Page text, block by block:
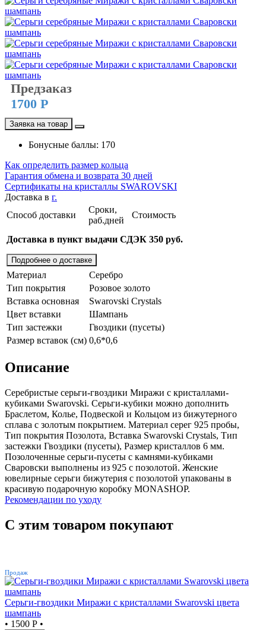
Предзаказ
1700 Р
Заявка на товар
Бонусные баллы: 170
Как определить размер кольца
Гарантия обмена и возврата 30 дней
Сертификаты на кристаллы SWAROVSKI
Доставка в г.
Способ доставки
Сроки,
раб.дней
Стоимость
Доставка в пункт выдачи СДЭК 350 руб.
Подробнее о доставке
Материал
Серебро
Тип покрытия
Розовое золото
Вставка основная
Swarovski Crystals
Цвет вставки
Шампань
Тип застежки
Гвоздики (пусеты)
Размер вставок (см) 0,6*0,6
Описание
Серебристые серьги-гвоздики Миражи с кристаллами-
кубиками Swarovski. Серьги-кубики можно дополнить
Браслетом, Колье, Подвеской и Кольцом из бижутерного
сплава с золотым покрытием. Материал серег 925 пробы,
Тип покрытия Позолота, Вставка Swarovski Crystals, Тип
застежки Гвоздики (пусеты), Размер кристаллов 6 мм.
Позолоченные серьги-пусеты с камнями-кубиками
Сваровски выполнены из 925 с позолотой. Женские
ювелирные серьги бижутерия с позолотой упакованы в
красивую подарочную коробку MONASHOP.
Рекомендации по уходу
С этим товаром покупают
Продаж
Серьги-гвоздики Миражи с кристаллами Swarovski цвета
шампань
• 1500 Р •